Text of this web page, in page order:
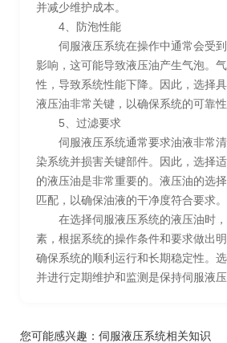
并减少维护成本。
4、防泡性能
伺服液压系统在操作中通常会受到
影响，这可能导致液压油产生气泡。
性，导致系统性能下降。因此，选择
液压油非常关键，以确保系统的可靠性
5、过滤要求
伺服液压系统通常要求油液非常清
染系统并损害关键部件。因此，选择
的液压油是非常重要的。液压油的选
匹配，以确保油液的干净度符合要求。
在选择伺服液压系统的液压油时，
素，根据系统的操作条件和要求做出
确保系统的顺利运行和长期稳定性。
并进行定期维护和监测是保持伺服液压
您可能感兴趣： 伺服液压系统相关知识